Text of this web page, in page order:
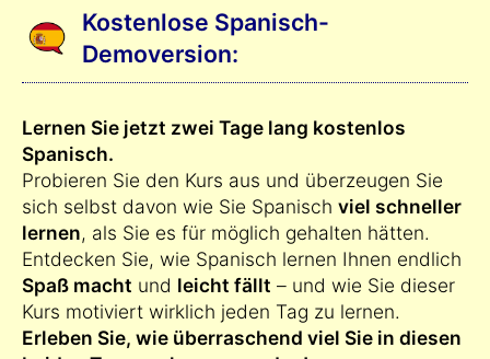
Kostenlose Spanisch-
Demoversion:
Lernen Sie jetzt zwei Tage lang kostenlos
Spanisch.
Probieren Sie den Kurs aus und überzeugen Sie
sich selbst davon wie Sie Spanisch viel schneller
lernen, als Sie es für möglich gehalten hätten.
Entdecken Sie, wie Spanisch lernen Ihnen endlich
Spaß macht und leicht fällt – und wie Sie dieser
Kurs motiviert wirklich jeden Tag zu lernen.
Erleben Sie, wie überraschend viel Sie in diesen